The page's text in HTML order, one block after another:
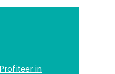
Profiteer in